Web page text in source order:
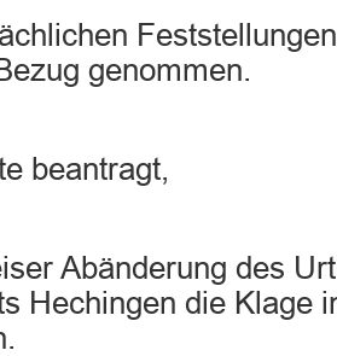
genommen.
beantragt,
Abänderung des
Hechingen die Klage